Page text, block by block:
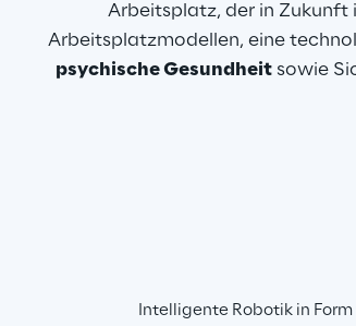
Arbeitsplatz, der in Zukunft
Arbeitsplatzmodellen, eine
psychische Gesundheit sowie
Intelligente Robotik in